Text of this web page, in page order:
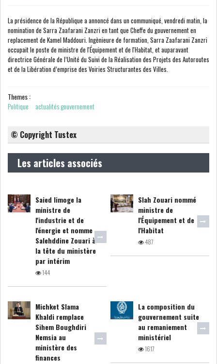
BOURSE DE TUNIS : LE REVENU
GLOBAL DES S...
RSS
FICHES SOCIÉTÉS
COURS DU JOUR
ANALYSE QUOTIDIENNE
ZOOM ENTREPRISE
HISTORIQUE DES ZOOMS
La présidence de la République a annoncé dans un communiqué, vendredi matin, la
nomination de Sarra Zaafarani Zanzri en tant que Cheffe du gouvernement en
replacement de Kamel Maddouri. Ingènieure de formation, Sarra Zaafarani Zanzri
occupait le poste de ministre de l'Équipement et de l'Habitat, et auparavant
directrice Générale de l’Unité du Suivi de la Réalisation des Projets des Autoroutes
et de la Libération d’emprise des Voiries Structurantes des Villes.
Themes :
Politique
actualités gouvernement
© Copyright Tustex
Les articles associés
Saied limoge la
ministre de
l'industrie et de
l'énergie et nomme
Salehddine Zouari à
la tête du ministère
par intérim
144
Slah Zouari nommé
ministre de
l'Équipement et de
l'Habitat
487
Michket Slama
Khaldi remplace
Sihem Boughdiri
Nemsia au
ministère des
finances
La composition du
gouvernement suite
au remaniement
ministériel
1617